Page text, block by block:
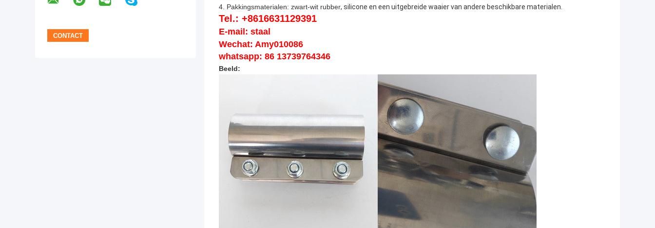
4. Pakkingsmaterialen: zwart-wit rubber, silicone en een uitgebreide waaier van andere beschikbare materialen.
Tel.: +8616631129391
E-mail: staal
Wechat: Amy010086
whatsapp: 86 13739764346
Beeld: